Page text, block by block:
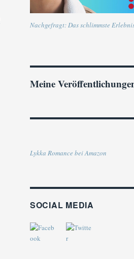
Nachgefragt: Das schlimmste
Meine
Lykka Romance bei Amazon
SOCIAL MEDIA